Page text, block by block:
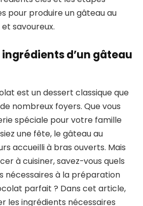
pour produire un gâteau au
savoureux.
ingrédients d’un gâteau
est un dessert classique que
nombreux foyers. Que vous
spéciale pour votre famille
une fête, le gâteau au
accueilli à bras ouverts. Mais
à cuisiner, savez-vous quels
nécessaires à la préparation
parfait ? Dans cet article,
les ingrédients nécessaires